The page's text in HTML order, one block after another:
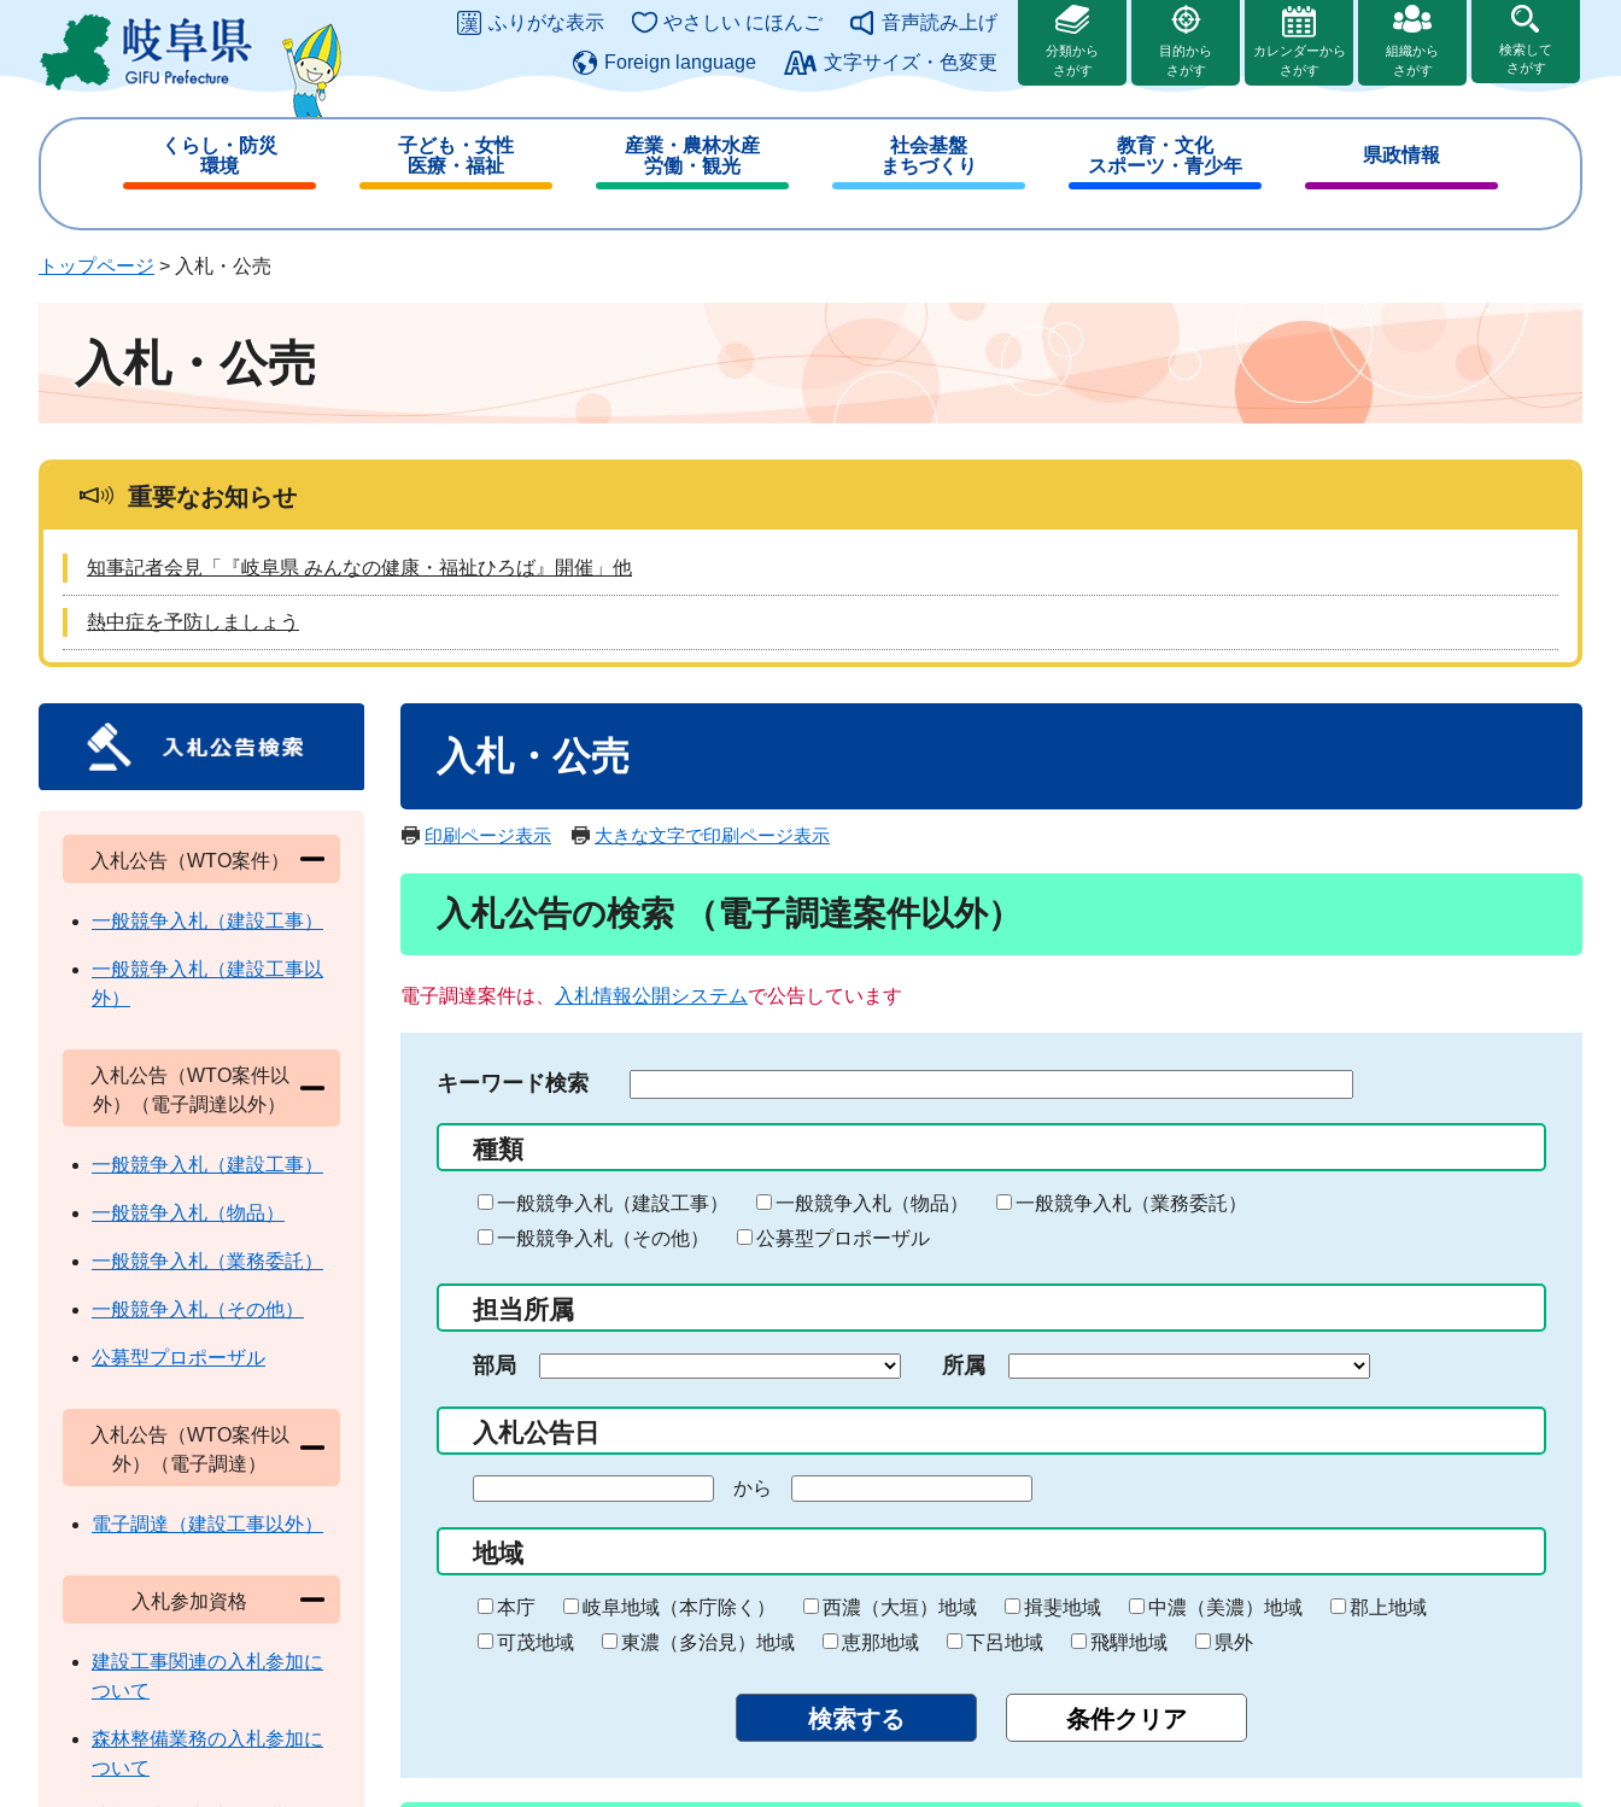
ジ
ュ
このページの本文へ
ふりがな表示 やさしい にほんご
音声読み上げ
Foreign language
文字サイズ・色変更
分類から
さがす
目的から
さがす
カレンダーから
さがす
組織から
さがす
検索して
さがす
くらし・防災
環境
じ
子ども・女性
医療・福祉
じ
産業・農林水産
労働・観光
じ
社会基盤
まちづくり
じ
教育・文化
スポーツ・青少年
じ
県政情報
じ
トップページ > 入札・公売
入札・公売
重要なお知らせ
知事記者会見「『岐阜県 みんなの健康・福祉ひろば』開催」他
熱中症を予防しましょう
入札・公売
印刷ページ表示 大きな文字で印刷ページ表示
入札公告の検索 （電子調達案件以外）
電子調達案件は、 入札情報公開システムで公告しています
キーワード検索
る
キ
ー
ー
入
力
種類
一般競争入札（建設工事） 一般競争入札（物品）
一般競争入札（業務委託）
一般競争入札（その他）
公募型プロポーザル
担当所属
部局 所属
入札公告日
の
始
ま
り
から
終
わ
り
地域
本庁 岐阜地域（本庁除く） 西濃（大垣）地域 揖斐地域 中濃（美濃）地域
郡上地域
可茂地域
東濃（多治見）地域 恵那地域 下呂地域 飛騨地域 県外
入札公告（WTO案件）
一般競争入札（建設工事）
一般競争入札（建設工事以
外）
入札公告（WTO案件以
外）（電子調達以外）
一般競争入札（建設工事）
一般競争入札（物品）
一般競争入札（業務委託）
一般競争入札（その他）
公募型プロポーザル
入札公告（WTO案件以
外）（電子調達）
電子調達（建設工事以外）
入札参加資格
建設工事関連の入札参加に
ついて
森林整備業務の入札参加に
ついて